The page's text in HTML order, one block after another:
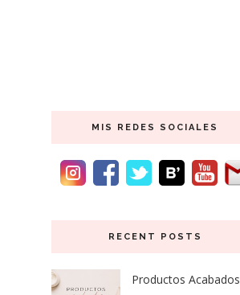
MIS REDES SOCIALES
RECENT POSTS
Productos Acabados